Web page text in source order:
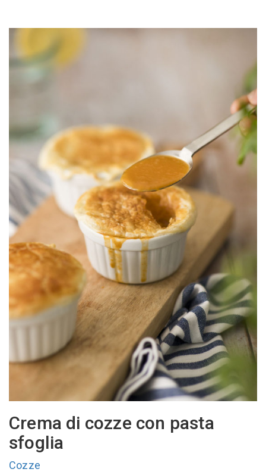
Crema di cozze con pasta
sfoglia
Cozze